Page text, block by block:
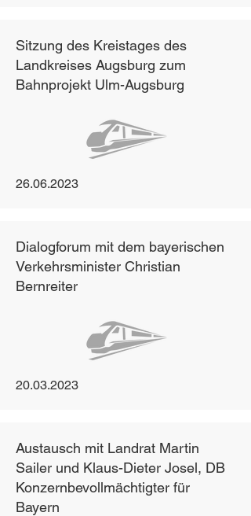
Sitzung des Kreistages des
Landkreises Augsburg zum
Bahnprojekt Ulm-Augsburg
26.06.2023
Dialogforum mit dem bayerischen
Verkehrsminister Christian
Bernreiter
20.03.2023
Austausch mit Landrat Martin
Sailer und Klaus-Dieter Josel, DB
Konzernbevollmächtigter für
Bayern